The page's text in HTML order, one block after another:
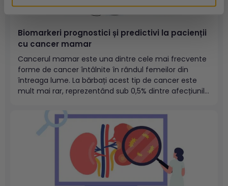
Biomarkeri prognostici și predictivi la pacienții
cu cancer mamar
Cancerul mamar este una dintre cele mai frecvente
forme de cancer întâlnite în rândul femeilor din
întreaga lume. La bărbați acest tip de cancer este
mult mai rar, reprezentând sub 0,5% dintre afecțiunile
Societății Americane de Cancer, ACS).
Cuprins:Definirea pozitivității ERReceptorul hormonal
de progesteron...